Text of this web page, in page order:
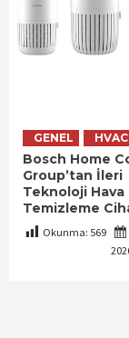
GENEL HVAC
Bosch Home
Group’tan İleri
Teknoloji Hava
Temizleme
Okunma: 569